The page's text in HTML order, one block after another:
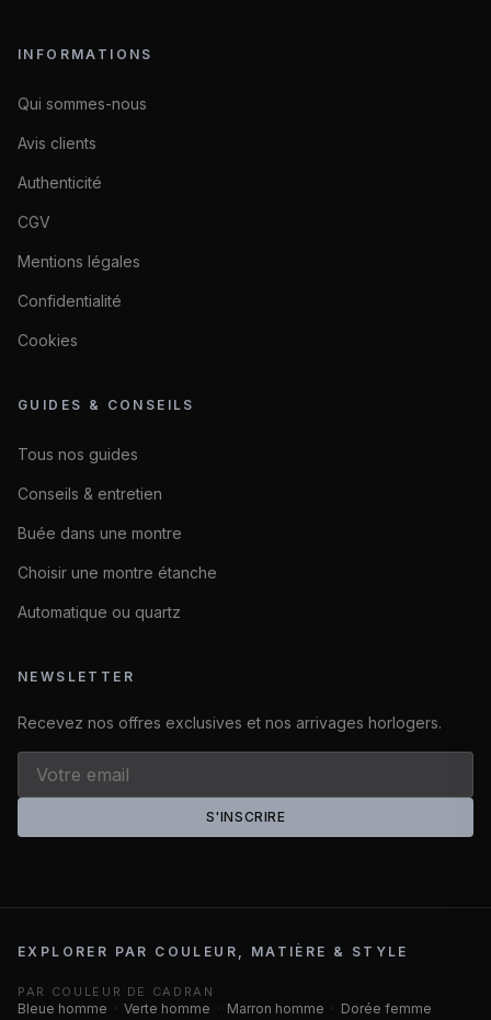
INFORMATIONS
Qui sommes-nous
Avis clients
Authenticité
CGV
Mentions légales
Confidentialité
Cookies
GUIDES & CONSEILS
Tous nos guides
Conseils & entretien
Buée dans une montre
Choisir une montre étanche
Automatique ou quartz
NEWSLETTER
Recevez nos offres exclusives et nos arrivages horlogers.
S'INSCRIRE
EXPLORER PAR COULEUR, MATIÈRE & STYLE
PAR COULEUR DE CADRAN
Bleue homme · Verte homme · Marron homme · Dorée femme ·